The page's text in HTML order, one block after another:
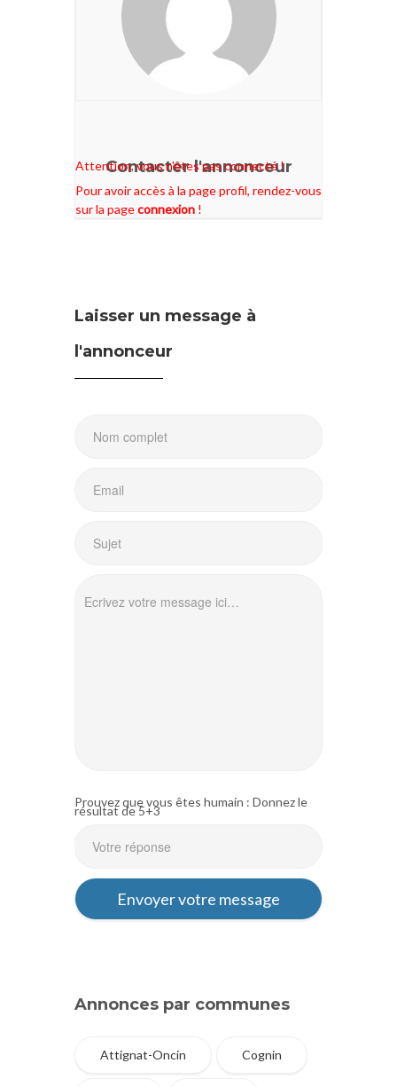
Contacter l'annonceur
Attention, vous n'êtes pas connecté !
Pour avoir accès à la page profil, rendez-vous
sur la pageconnexion !
Laisser un message à
l'annonceur
Prouvez que vous êtes humain : Donnez le
résultat de 5+3
Annonces par communes
Attignat-Oncin Cognin